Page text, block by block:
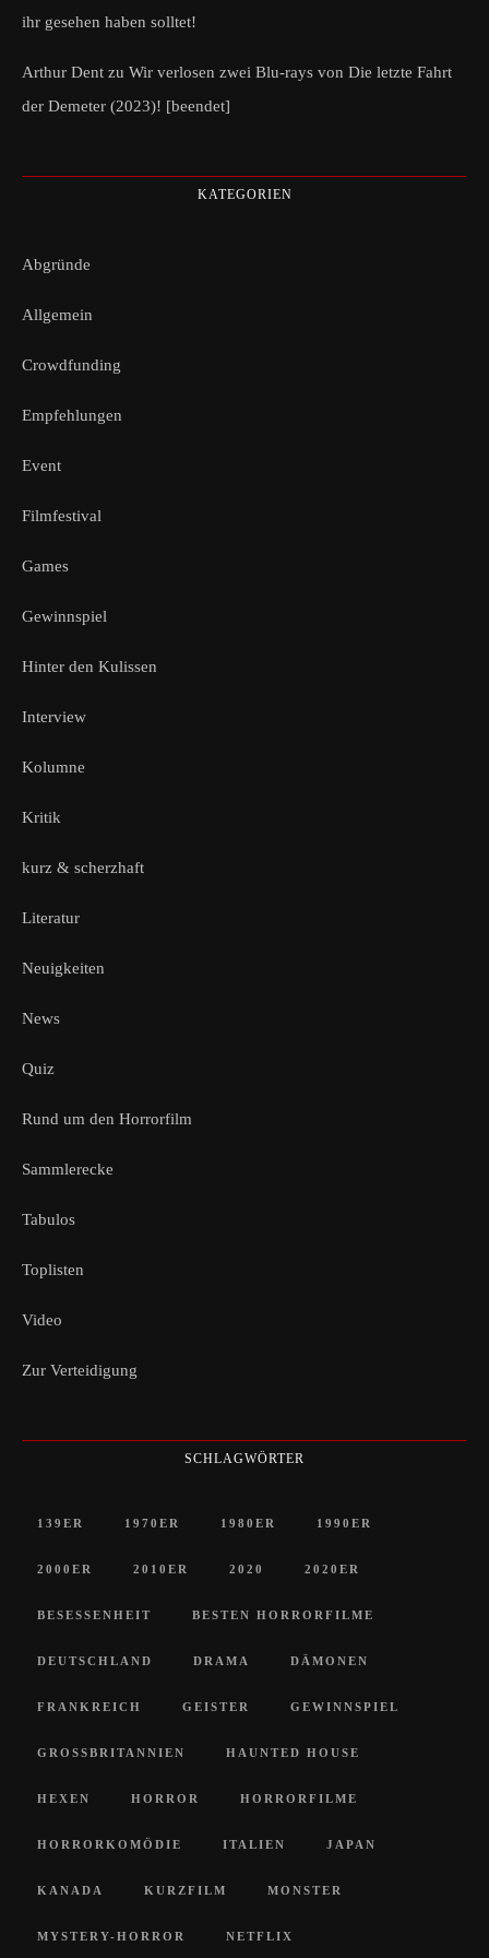
ihr gesehen haben solltet!
Arthur Dent zu Wir verlosen zwei Blu-rays von Die letzte Fahrt
der Demeter (2023)! [beendet]
KATEGORIEN
Abgründe
Allgemein
Crowdfunding
Empfehlungen
Event
Filmfestival
Games
Gewinnspiel
Hinter den Kulissen
Interview
Kolumne
Kritik
kurz & scherzhaft
Literatur
Neuigkeiten
News
Quiz
Rund um den Horrorfilm
Sammlerecke
Tabulos
Toplisten
Video
Zur Verteidigung
SCHLAGWÖRTER
139ER 1970ER 1980ER 1990ER
2000ER 2010ER 2020 2020ER
BESESSENHEIT BESTEN HORRORFILME
DEUTSCHLAND DRAMA DÄMONEN
FRANKREICH GEISTER GEWINNSPIEL
GROSSBRITANNIEN HAUNTED HOUSE
HEXEN HORROR HORRORFILME
HORRORKOMÖDIE ITALIEN JAPAN
KANADA KURZFILM MONSTER
MYSTERY-HORROR NETFLIX